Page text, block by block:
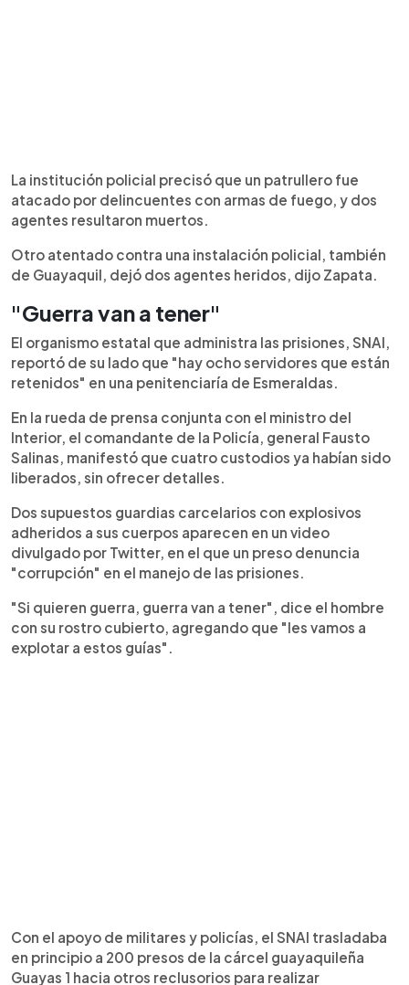
La institución policial precisó que un patrullero fue
atacado por delincuentes con armas de fuego, y dos
agentes resultaron muertos.
Otro atentado contra una instalación policial, también
de Guayaquil, dejó dos agentes heridos, dijo Zapata.
"Guerra van a tener"
El organismo estatal que administra las prisiones, SNAI,
reportó de su lado que "hay ocho servidores que están
retenidos" en una penitenciaría de Esmeraldas.
En la rueda de prensa conjunta con el ministro del
Interior, el comandante de la Policía, general Fausto
Salinas, manifestó que cuatro custodios ya habían sido
liberados, sin ofrecer detalles.
Dos supuestos guardias carcelarios con explosivos
adheridos a sus cuerpos aparecen en un video
divulgado por Twitter, en el que un preso denuncia
"corrupción" en el manejo de las prisiones.
"Si quieren guerra, guerra van a tener", dice el hombre
con su rostro cubierto, agregando que "les vamos a
explotar a estos guías".
Con el apoyo de militares y policías, el SNAI trasladaba
en principio a 200 presos de la cárcel guayaquileña
Guayas 1 hacia otros reclusorios para realizar